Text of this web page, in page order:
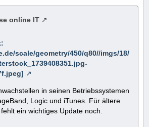
online IT
scale/geometry/450/q80//imgs/18/
in seinen Betriebssystemen
Logic und iTunes. Für ältere
ein wichtiges Update noch.